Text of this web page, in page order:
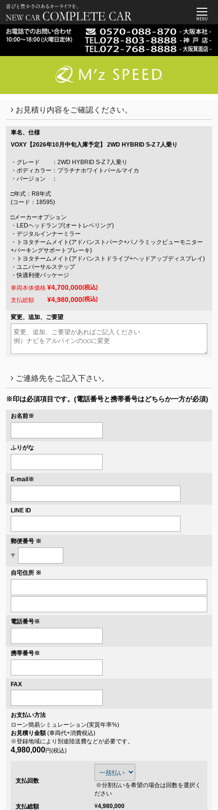
MENU
お見積り内容をご確認ください。
車名、仕様
VOXY【2026年10月中旬入庫予定】 2WD HYBRID S-Z 7人乗り
・グレード ：2WD HYBRID S-Z 7人乗り
・ボディカラー：プラチナホワイトパールマイカ
・バージョン ：
□年式：R8年式
(コード：18595)
□メーカーオプション
・LEDヘッドランプ(オートレベリング)
・デジタルインナーミラー
・トヨタチームメイト(アドバンストパーク+パノラミックビューモニター
+パーキングサポートブレーキ)
・トヨタチームメイト(アドバンストドライブ+ヘッドアップディスプレイ)
・ユニバーサルステップ
・快適利便パッケージ
車両本体価格 ¥4,700,000(税込)
支払総額 ¥4,980,000(税込)
変更、追加、ご要望
ご連絡先をご記入下さい。
※印は必須項目です。 (電話番号と携帯番号はどちらか一方が必須)
お名前※
ふりがな
E-mail ※
LINE ID
郵便番号 ※
〒
自宅住所 ※
電話番号※
携帯番号※
FAX
お支払い方法
ローン簡易シミュレーション(実質年率%)
お見積り金額(車両代+消費税込)
※登録地域により別途陸送費などが必要です。
4,980,000円(税込)
支払回数
※分割払いを希望の場合は回数を選択く
ださい
支払総額
¥4,980,000